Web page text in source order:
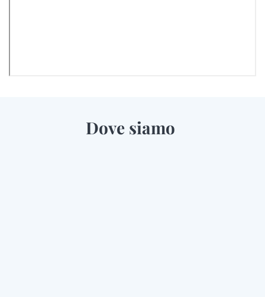
Dove siamo